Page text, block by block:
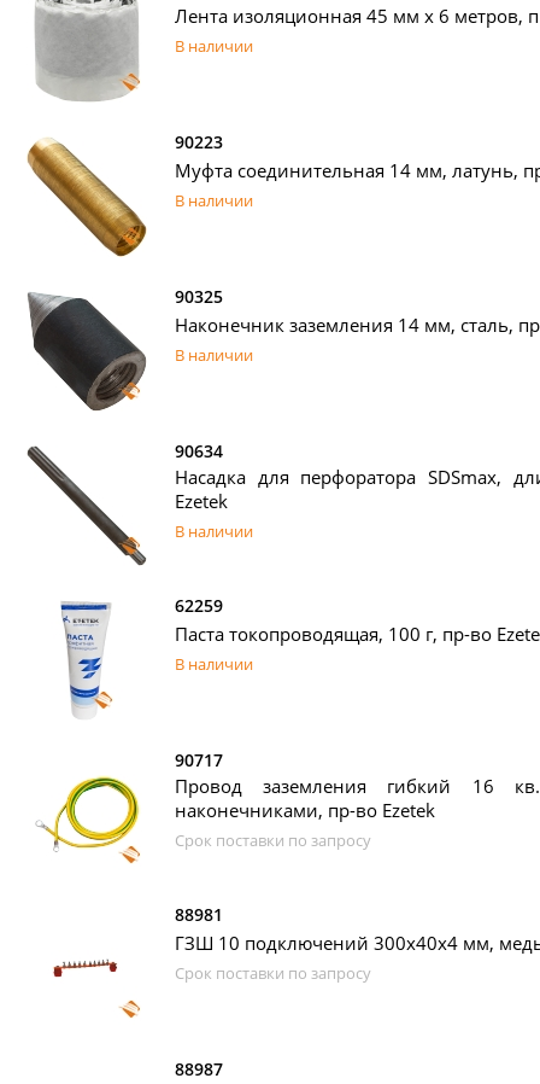
Лента изоляционная 45 мм х 6 метров,
В наличии
90223
Муфта соединительная 14 мм, латунь,
В наличии
90325
Наконечник заземления 14 мм, сталь,
В наличии
90634
Насадка для перфоратора SDSmax,
Ezetek
В наличии
62259
Паста токопроводящая, 100 г, пр-во
В наличии
90717
Провод заземления гибкий
наконечниками, пр-во Ezetek
Срок поставки по запросу
88981
ГЗШ 10 подключений 300х40х4 мм,
Срок поставки по запросу
88987